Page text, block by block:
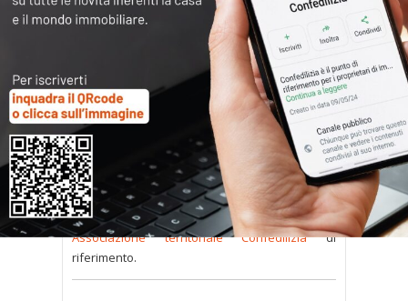
L’accesso al contenuto
completo è riservato ai
soli utenti abilitati.
Tutti i documenti presenti nelle Banche dati
sonoa disposizione dei soci ma per poterli
consultare occorre
inserire i dati di accesso
nel modulo a destra della pagina
Se non possiedi nome utente e password
oppure li haismarriti richiedili alla tua
Associazione territoriale Confediliziadi
riferimento.